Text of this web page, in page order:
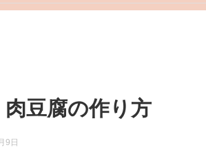
豆腐の作り方
9日